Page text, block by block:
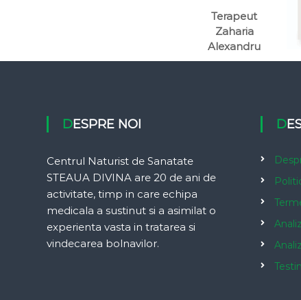
Terapeut
Zaharia
Alexandru
DESPRE NOI
Centrul Naturist de Sanatate
STEAUA DIVINA are 20 de ani de
activitate, timp in care echipa
medicala a sustinut si a asimilat o
experienta vasta in tratarea si
vindecarea bolnavilor.